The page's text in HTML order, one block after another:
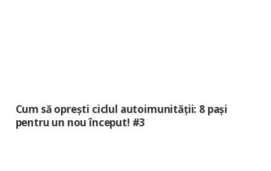
Cum să oprești ciclul autoimunității: 8 pași
pentru un nou început! #3